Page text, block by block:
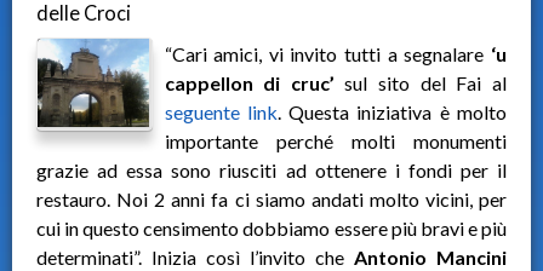
delle Croci
“Cari amici, vi invito tutti a segnalare ‘u
cappellon di cruc’ sul sito del Fai al
seguente link. Questa iniziativa è molto
importante perché molti monumenti
grazie ad essa sono riusciti ad ottenere i fondi per il
restauro. Noi 2 anni fa ci siamo andati molto vicini, per
cui in questo censimento dobbiamo essere più bravi e più
determinati”. Inizia così l’invito che Antonio Mancini